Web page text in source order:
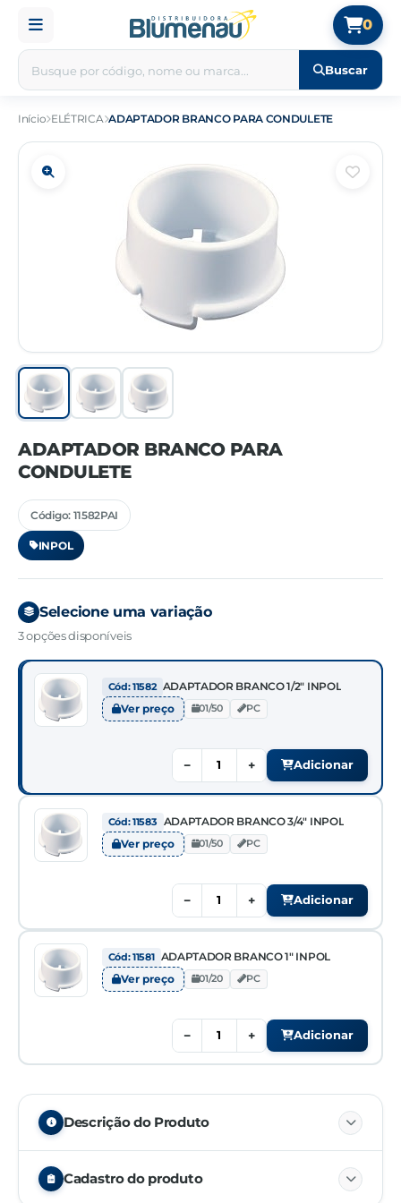
Buscar
0
Início ELÉTRICA ADAPTADOR BRANCO PARA CONDULETE
ADAPTADOR BRANCO PARA
CONDULETE
Código: 11582PAI
INPOL
Selecione uma variação
3 opções disponíveis
Cód: 11582 ADAPTADOR BRANCO 1/2" INPOL
Ver preço 01/50 PC
− + Adicionar
Cód: 11583 ADAPTADOR BRANCO 3/4" INPOL
Ver preço 01/50 PC
− + Adicionar
Cód: 11581 ADAPTADOR BRANCO 1" INPOL
Ver preço 01/20 PC
− + Adicionar
Descrição do Produto
Cadastro do produto